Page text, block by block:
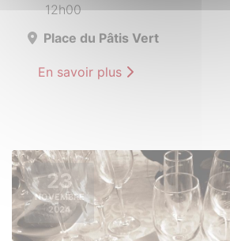
12h00
Place du Pâtis Vert
En savoir plus
23
NOVEMBRE
2024